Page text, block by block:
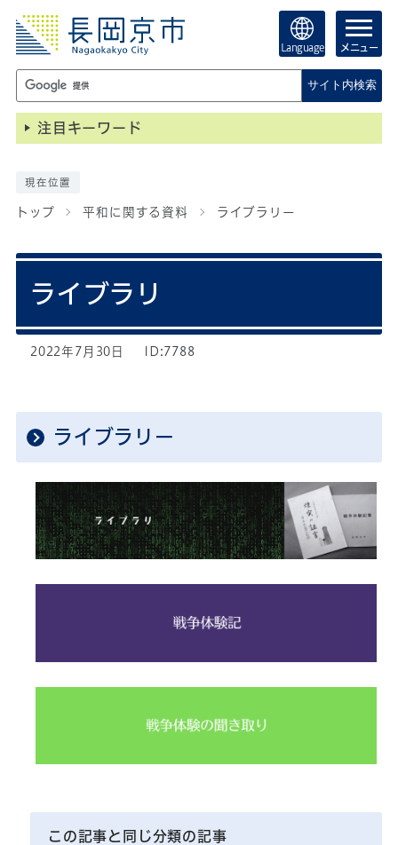
Language メニュー
サイト内検索
注目キーワード
現在位置
トップ 平和に関する資料 ライブラリー
ライブラリ
2022年7月30日 ID:7788
ライブラリー
この記事と同じ分類の記事